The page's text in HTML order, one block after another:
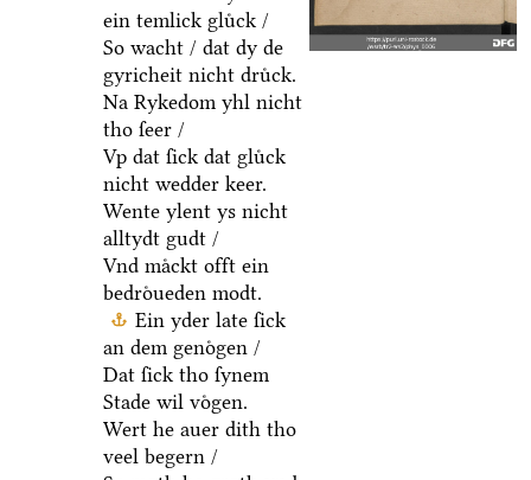
ein temlick gluͤck /
So wacht / dat dy de
gyricheit nicht druͤck.
Na Rykedom yhl nicht
tho ſeer /
Vp dat ſick dat gluͤck
nicht wedder keer.
Wente ylent ys nicht
alltydt gudt /
Vnd maͤckt offt ein
bedroͤueden modt.
Ein yder late ſick
an dem genoͤgen /
Dat ſick tho ſynem
Stade wil voͤgen.
Wert he auer dith tho
veel begern /